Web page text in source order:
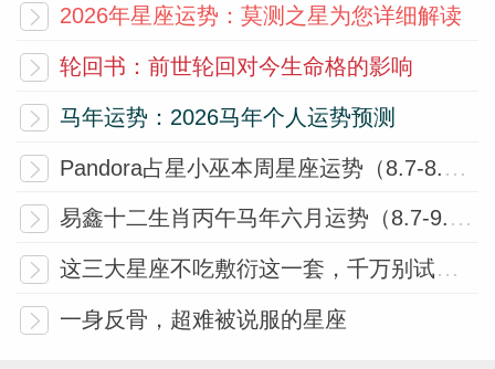
2026年星座运势：莫测之星为您详细解读
轮回书：前世轮回对今生命格的影响
马年运势：2026马年个人运势预测
Pandora占星小巫本周星座运势（8.7-8.13）
易鑫十二生肖丙午马年六月运势（8.7-9.6）
这三大星座不吃敷衍这一套，千万别试探！
一身反骨，超难被说服的星座